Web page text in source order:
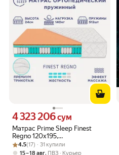
Матрас Prime Sleep Finest
Regno 120х195,
ортопедический,
независимые пружины,
Цена 4323206 сум вместо
4 323 206сум
Рейтинг товара: 4.5 из 5
Оценок: (17) · 31 купили
4.5(17) · 31 купили
15 – 18 авг, ПВЗ Курьер